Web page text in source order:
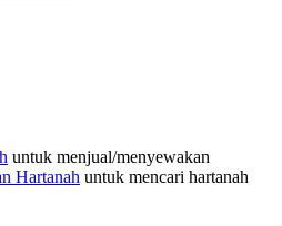
untuk menjual/menyewakan
Hartanah untuk mencari hartanah